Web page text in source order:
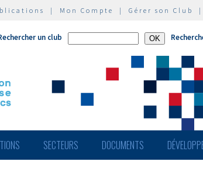
| Mon Compte | Gérer son Club
un club
SECTEURS DOCUMENTS